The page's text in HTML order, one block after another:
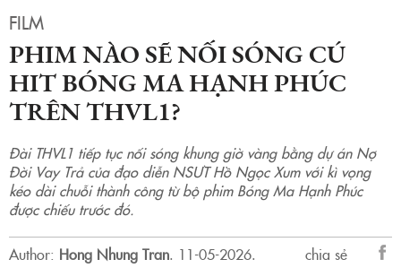
FILM
PHIM NÀO SẼ NỐI SÓNG CÚ
HIT BÓNG MA HẠNH PHÚC
TRÊN THVL1?
Đài THVL1 tiếp tục nối sóng khung giờ vàng bằng dự án Nợ
Đời Vay Trả của đạo diễn NSƯT Hồ Ngọc Xum với kì vọng
kéo dài chuỗi thành công từ bộ phim Bóng Ma Hạnh Phúc
được chiếu trước đó.
Author: Hong Nhung Tran. 11-05-2026.
chia sẻ